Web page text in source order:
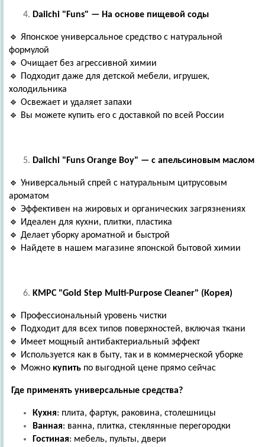
Daiichi "Funs" — На основе пищевой соды
🔹 Японское универсальное средство с натуральной
формулой
🔹 Очищает без агрессивной химии
🔹 Подходит даже для детской мебели, игрушек,
холодильника
🔹 Освежает и удаляет запахи
🔹 Вы можете купить его с доставкой по всей России
Daiichi "Funs Orange Boy" — с апельсиновым маслом
🔹 Универсальный спрей с натуральным цитрусовым
ароматом
🔹 Эффективен на жировых и органических загрязнениях
🔹 Идеален для кухни, плитки, пластика
🔹 Делает уборку ароматной и быстрой
🔹 Найдете в нашем магазине японской бытовой химии
KMPC "Gold Step Multi-Purpose Cleaner" (Корея)
🔹 Профессиональный уровень чистки
🔹 Подходит для всех типов поверхностей, включая ткани
🔹 Имеет мощный антибактериальный эффект
🔹 Используется как в быту, так и в коммерческой уборке
🔹 Можно купить по выгодной цене прямо сейчас
Где применять универсальные средства?
Кухня: плита, фартук, раковина, столешницы
Ванная: ванна, плитка, стеклянные перегородки
Гостиная: мебель, пульты, двери